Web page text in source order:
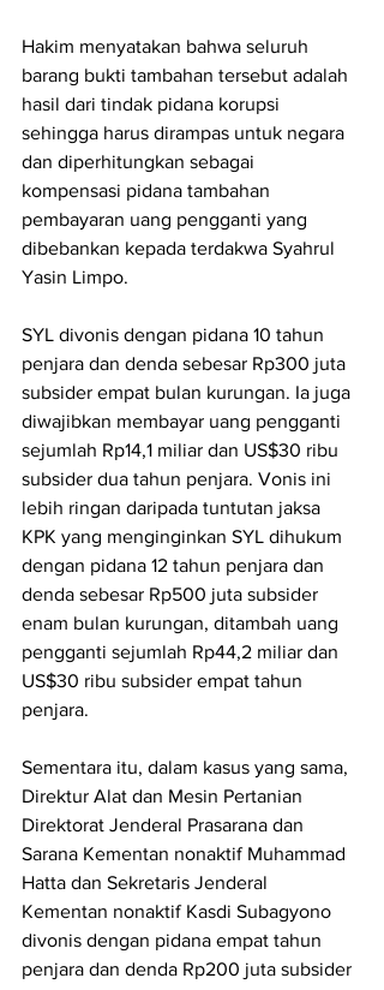
Hakim menyatakan bahwa seluruh
barang bukti tambahan tersebut adalah
hasil dari tindak pidana korupsi
sehingga harus dirampas untuk negara
dan diperhitungkan sebagai
kompensasi pidana tambahan
pembayaran uang pengganti yang
dibebankan kepada terdakwa Syahrul
Yasin Limpo.
SYL divonis dengan pidana 10 tahun
penjara dan denda sebesar Rp300 juta
subsider empat bulan kurungan. Ia juga
diwajibkan membayar uang pengganti
sejumlah Rp14,1 miliar dan US$30 ribu
subsider dua tahun penjara. Vonis ini
lebih ringan daripada tuntutan jaksa
KPK yang menginginkan SYL dihukum
dengan pidana 12 tahun penjara dan
denda sebesar Rp500 juta subsider
enam bulan kurungan, ditambah uang
pengganti sejumlah Rp44,2 miliar dan
US$30 ribu subsider empat tahun
penjara.
Sementara itu, dalam kasus yang sama,
Direktur Alat dan Mesin Pertanian
Direktorat Jenderal Prasarana dan
Sarana Kementan nonaktif Muhammad
Hatta dan Sekretaris Jenderal
Kementan nonaktif Kasdi Subagyono
divonis dengan pidana empat tahun
penjara dan denda Rp200 juta subsider